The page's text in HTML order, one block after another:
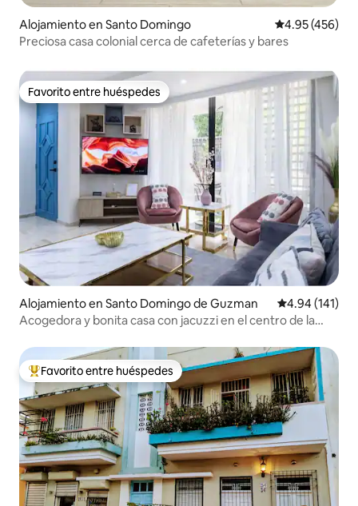
Alojamiento en Santo Domingo Calificación
4.95 (456)
Preciosa casa colonial cerca de cafeterías y bares
Favorito entre huéspedes
Favorito entre huéspedes
Alojamiento en Santo Domingo de Guzman Calificación
4.94 (141)
Acogedora y bonita casa con jacuzzi en el centro de la
Favorito entre huéspedes preferido
Favorito entre huéspedes